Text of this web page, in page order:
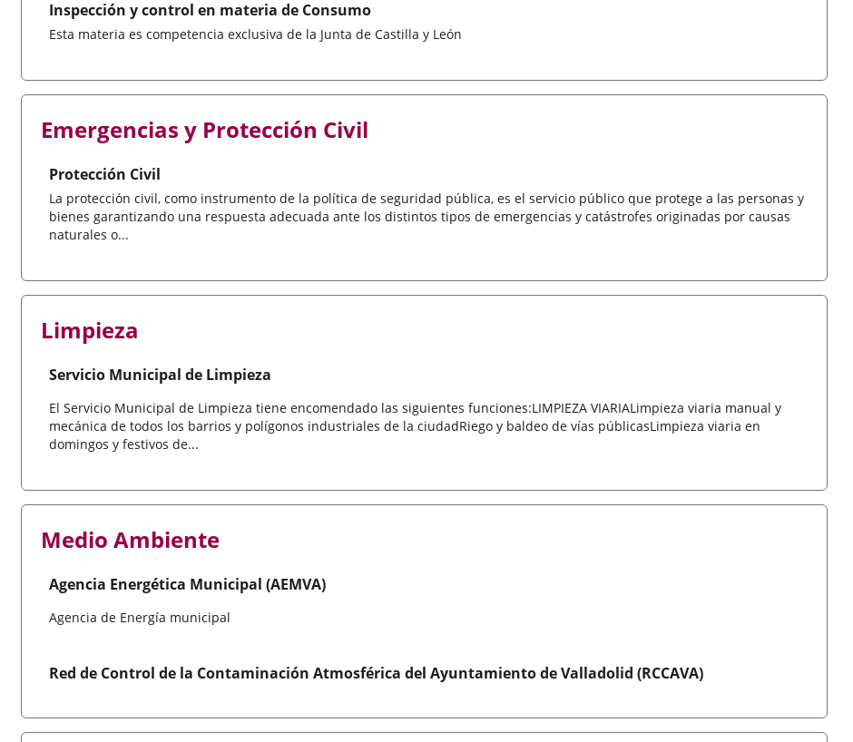
Inspección y control en materia de Consumo
Esta materia es competencia exclusiva de la Junta de Castilla y León
Emergencias y Protección Civil
Protección Civil
La protección civil, como instrumento de la política de seguridad pública, es el servicio público que protege a las personas y
bienes garantizando una respuesta adecuada ante los distintos tipos de emergencias y catástrofes originadas por causas
naturales o...
Limpieza
Servicio Municipal de Limpieza
El Servicio Municipal de Limpieza tiene encomendado las siguientes funciones:LIMPIEZA VIARIALimpieza viaria manual y
mecánica de todos los barrios y polígonos industriales de la ciudadRiego y baldeo de vías públicasLimpieza viaria en
domingos y festivos de...
Medio Ambiente
Agencia Energética Municipal (AEMVA)
Agencia de Energía municipal
Red de Control de la Contaminación Atmosférica del Ayuntamiento de Valladolid (RCCAVA)